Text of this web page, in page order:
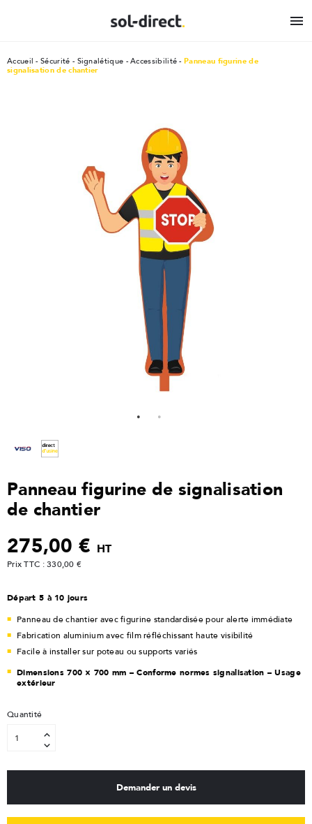

Accueil Sécurité Signalétique - Accessibilité
Panneau figurine de
signalisation de chantier
Panneau figurine de signalisation
de chantier
275,00 € HT
Prix TTC : 330,00 €
Départ 5 à 10 jours
Panneau de chantier avec figurine standardisée pour alerte immédiate
Fabrication aluminium avec film réfléchissant haute visibilité
Facile à installer sur poteau ou supports variés
Dimensions 700 × 700 mm – Conforme normes signalisation – Usage
extérieur
Quantité
Demander un devis